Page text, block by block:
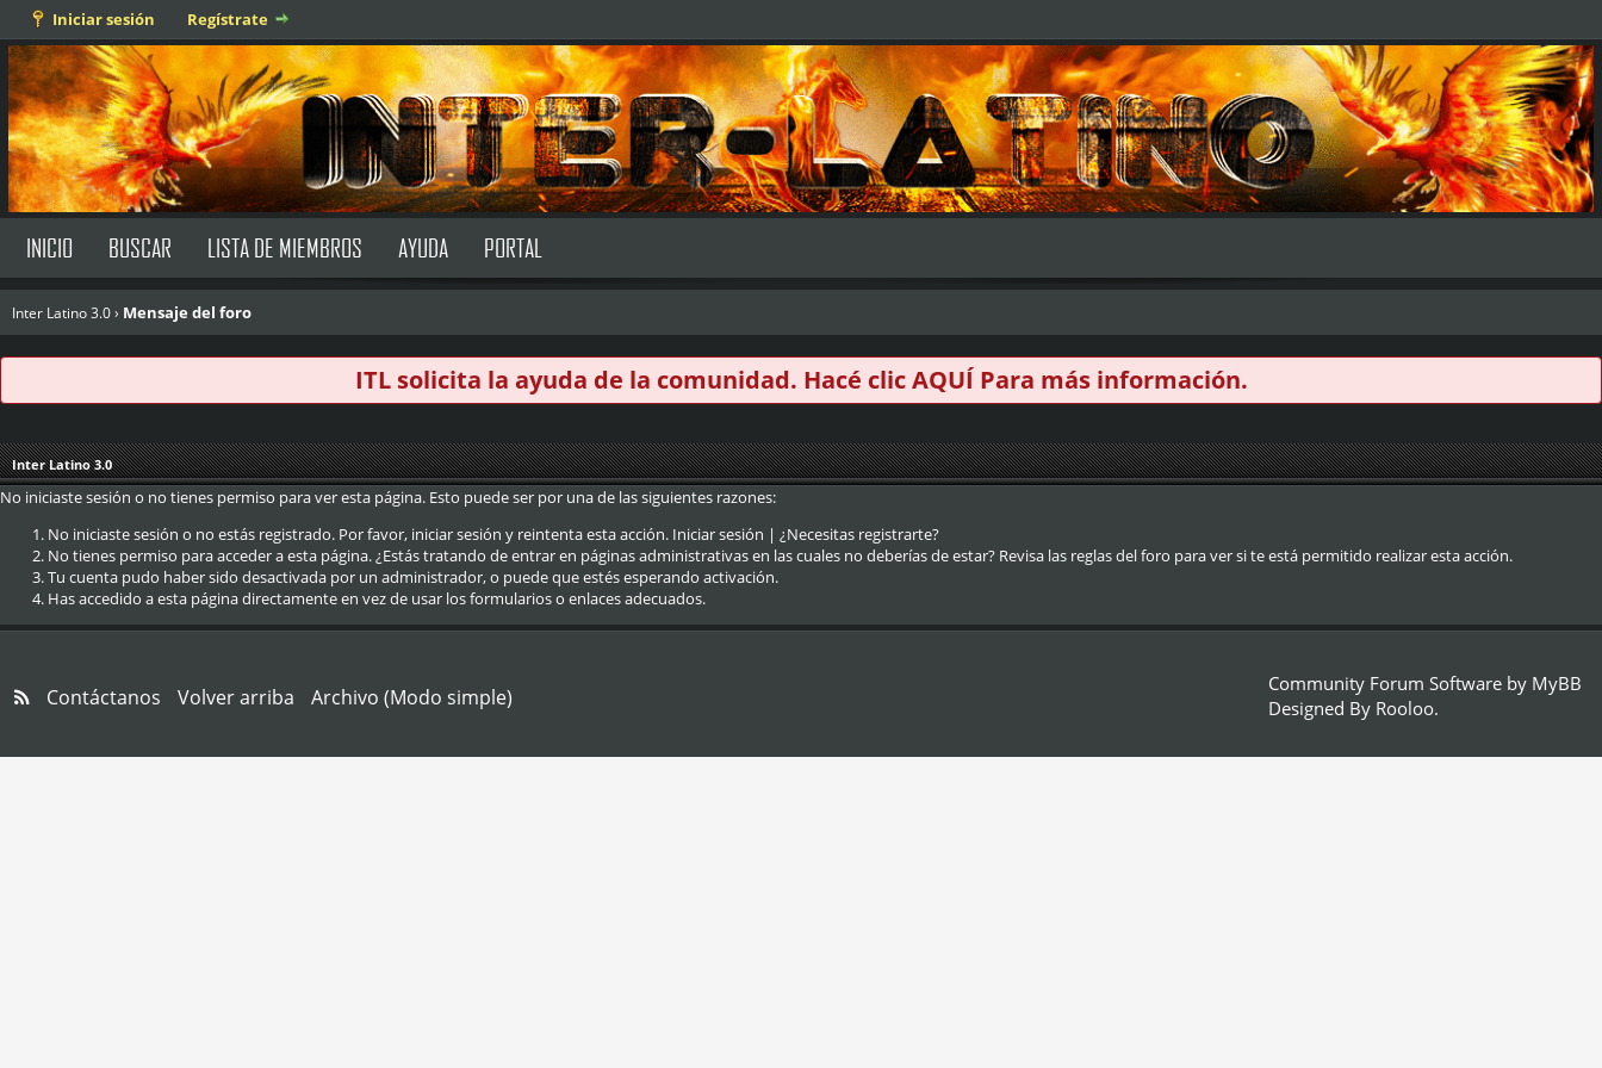
Iniciar sesión Regístrate
INICIO BUSCAR LISTA DE MIEMBROS AYUDA PORTAL
Inter Latino 3.0› Mensaje del foro
ITL solicita la ayuda de la comunidad. Hacé clicAQUÍ Para más información.
Inter Latino 3.0
No iniciaste sesión o no tienes permiso para ver esta página. Esto puede ser por una de las siguientes razones:
No iniciaste sesión o no estás registrado. Por favor, iniciar sesión y reintenta esta acción. Iniciar sesión | ¿Necesitas registrarte?
No tienes permiso para acceder a esta página. ¿Estás tratando de entrar en páginas administrativas en las cuales no deberías de estar? Revisa las reglas del foro para ver si te está permitido realizar esta acción.
Tu cuenta pudo haber sido desactivada por un administrador, o puede que estés esperando activación.
Has accedido a esta página directamente en vez de usar los formularios o enlaces adecuados.
Contáctanos Volver arriba Archivo (Modo simple)
Community Forum Software by MyBB
Designed By Rooloo.